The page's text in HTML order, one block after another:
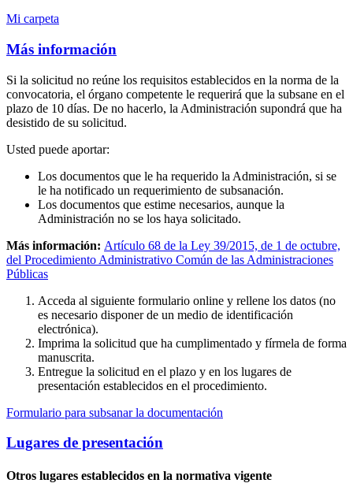
Mi carpeta
Más información
Si la solicitud no reúne los requisitos establecidos en la norma de la
convocatoria, el órgano competente le requerirá que la subsane en el
plazo de 10 días. De no hacerlo, la Administración supondrá que ha
desistido de su solicitud.
Usted puede aportar:
Los documentos que le ha requerido la Administración, si se
le ha notificado un requerimiento de subsanación.
Los documentos que estime necesarios, aunque la
Administración no se los haya solicitado.
Más información: Artículo 68 de la Ley 39/2015, de 1 de octubre,
del Procedimiento Administrativo Común de las Administraciones
Públicas
Acceda al siguiente formulario online y rellene los datos (no
es necesario disponer de un medio de identificación
electrónica).
Imprima la solicitud que ha cumplimentado y fírmela de forma
manuscrita.
Entregue la solicitud en el plazo y en los lugares de
presentación establecidos en el procedimiento.
Formulario para subsanar la documentación
Lugares de presentación
Otros lugares establecidos en la normativa vigente